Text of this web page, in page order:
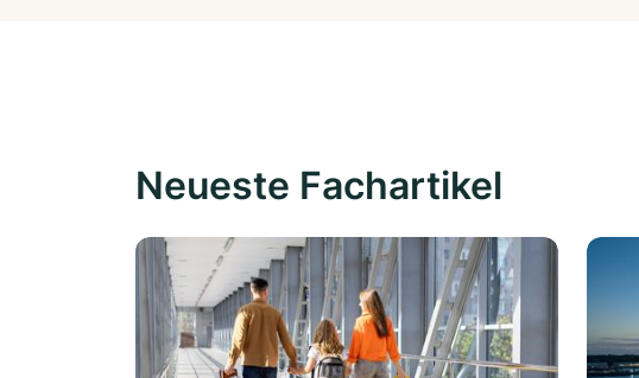
Neueste Fachartikel